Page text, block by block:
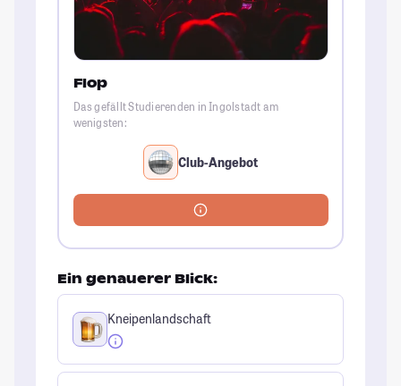
Flop
Das gefällt Studierenden in Ingolstadt am
wenigsten:
Club-Angebot
Ein genauerer Blick:
Kneipenlandschaft